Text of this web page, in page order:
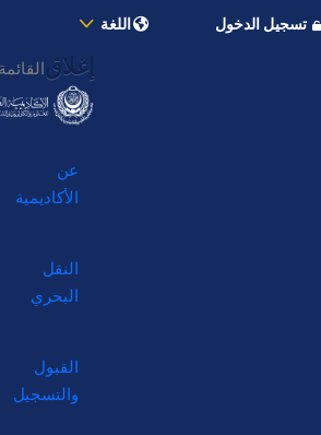
تسجيل الدخول اللغة
إغلاق القائمة
عن
الأكاديمية
النقل
البحري
القبول
والتسجيل